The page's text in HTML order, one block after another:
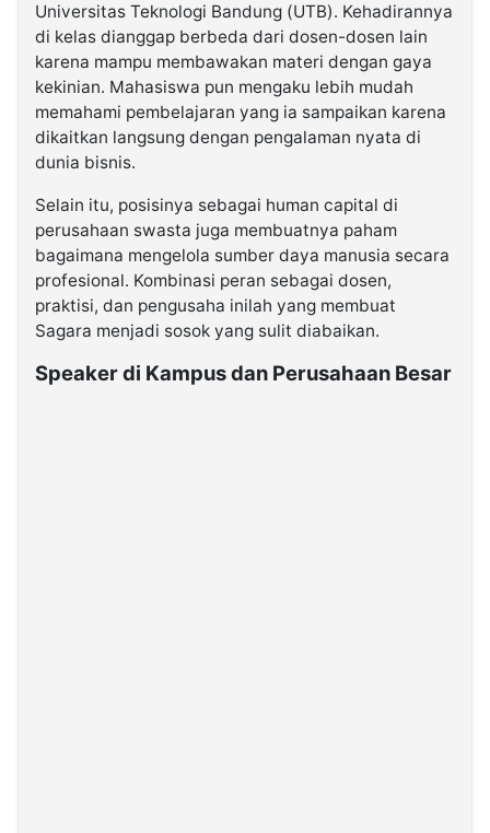
Universitas Teknologi Bandung (UTB). Kehadirannya
di kelas dianggap berbeda dari dosen-dosen lain
karena mampu membawakan materi dengan gaya
kekinian. Mahasiswa pun mengaku lebih mudah
memahami pembelajaran yang ia sampaikan karena
dikaitkan langsung dengan pengalaman nyata di
dunia bisnis.
Selain itu, posisinya sebagai human capital di
perusahaan swasta juga membuatnya paham
bagaimana mengelola sumber daya manusia secara
profesional. Kombinasi peran sebagai dosen,
praktisi, dan pengusaha inilah yang membuat
Sagara menjadi sosok yang sulit diabaikan.
Speaker di Kampus dan Perusahaan Besar